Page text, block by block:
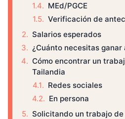
MEd/PGCE
Verificación de
Salarios esperados
¿Cuánto necesitas ganar
Cómo encontrar un
Tailandia
Redes sociales
En persona
Solicitando un trabajo de